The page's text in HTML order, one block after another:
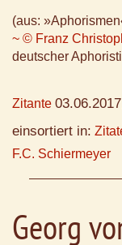
(aus:
~ © Franz
deutscher
Zitante
einsortiert in:
F.C. Schiermeyer
Georg